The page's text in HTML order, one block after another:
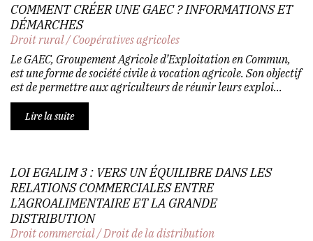
COMMENT CRÉER UNE GAEC ? INFORMATIONS ET
DÉMARCHES
Droit rural/Coopératives agricoles
Le GAEC, Groupement Agricole d’Exploitation en Commun,
est une forme de société civile à vocation agricole. Son objectif
est de permettre aux agriculteurs de réunir leurs exploi...
Lire la suite
LOI EGALIM 3 : VERS UN ÉQUILIBRE DANS LES
RELATIONS COMMERCIALES ENTRE
L’AGROALIMENTAIRE ET LA GRANDE
DISTRIBUTION
Droit commercial/Droit de la distribution